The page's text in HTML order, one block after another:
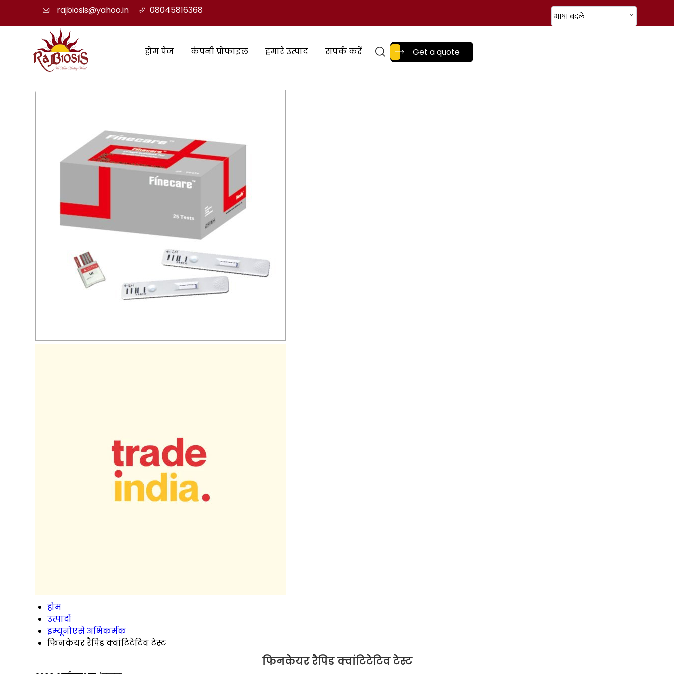
rajbiosis@yahoo.in 08045816368
भाषा बदलें
होम पेज कंपनी प्रोफाइल हमारे उत्पाद संपर्क करें Get a quote
होम
उत्पादों
इम्यूनोएसे अभिकर्मक
फिनकेयर रैपिड क्वांटिटेटिव टेस्ट
फिनकेयर रैपिड क्वांटिटेटिव टेस्ट